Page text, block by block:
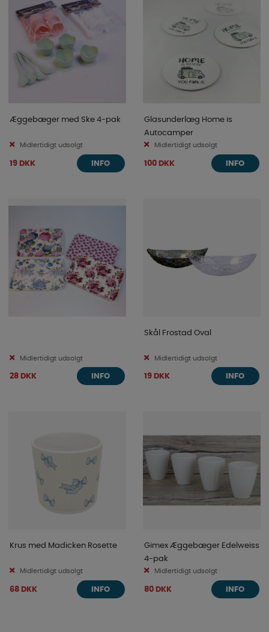
Æggebæger med Ske 4-pak
Midlertidigt udsolgt
19 DKK INFO
Glasunderlæg Home is
Autocamper
Midlertidigt udsolgt
100 DKK INFO
Midlertidigt udsolgt
28 DKK INFO
Skål Frostad Oval
Midlertidigt udsolgt
19 DKK INFO
Krus med Madicken Rosette
Midlertidigt udsolgt
68 DKK INFO
Gimex Æggebæger Edelweiss
4-pak
Midlertidigt udsolgt
80 DKK INFO